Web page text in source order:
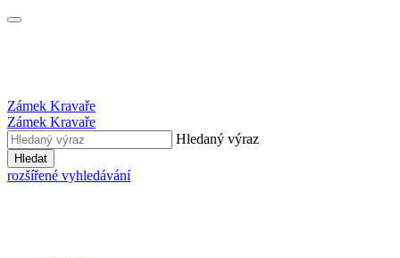
Zámek Kravaře
Zámek Kravaře
Hledaný výraz
Hledat
rozšířené vyhledávání